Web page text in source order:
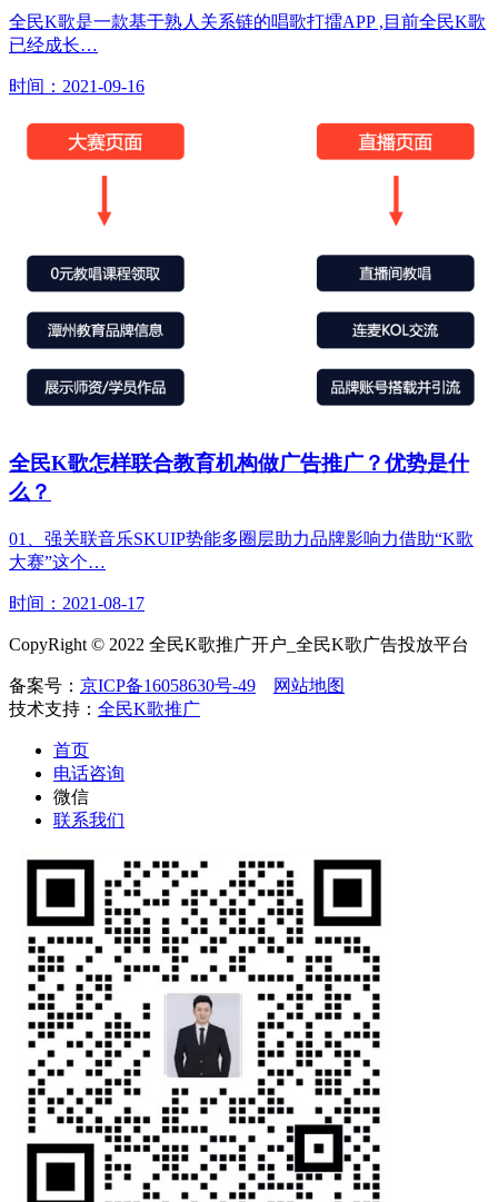
全民K歌是一款基于熟人关系链的唱歌打擂APP ,目前全民K歌
已经成长…
时间：2021-09-16
全民K歌怎样联合教育机构做广告推广？优势是什
么？
01、强关联音乐SKUIP势能多圈层助力品牌影响力借助“K歌
大赛”这个…
时间：2021-08-17
CopyRight © 2022 全民K歌推广开户_全民K歌广告投放平台
备案号： 京ICP备16058630号-49
网站地图
技术支持： 全民K歌推广
首页
电话咨询
微信
联系我们